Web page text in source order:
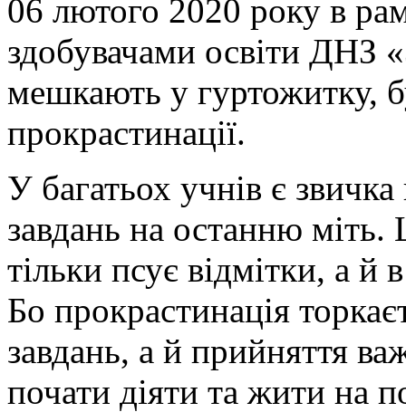
06 лютого 2020 року в
здобувачами освіти ДНЗ
мешкають у гуртожитку,
прокрастинації.
У багатьох учнів є
завдань на останню міть.
тільки псує відмітки, а й
Бо прокрастинація
завдань, а й прийняття
почати діяти та жити на